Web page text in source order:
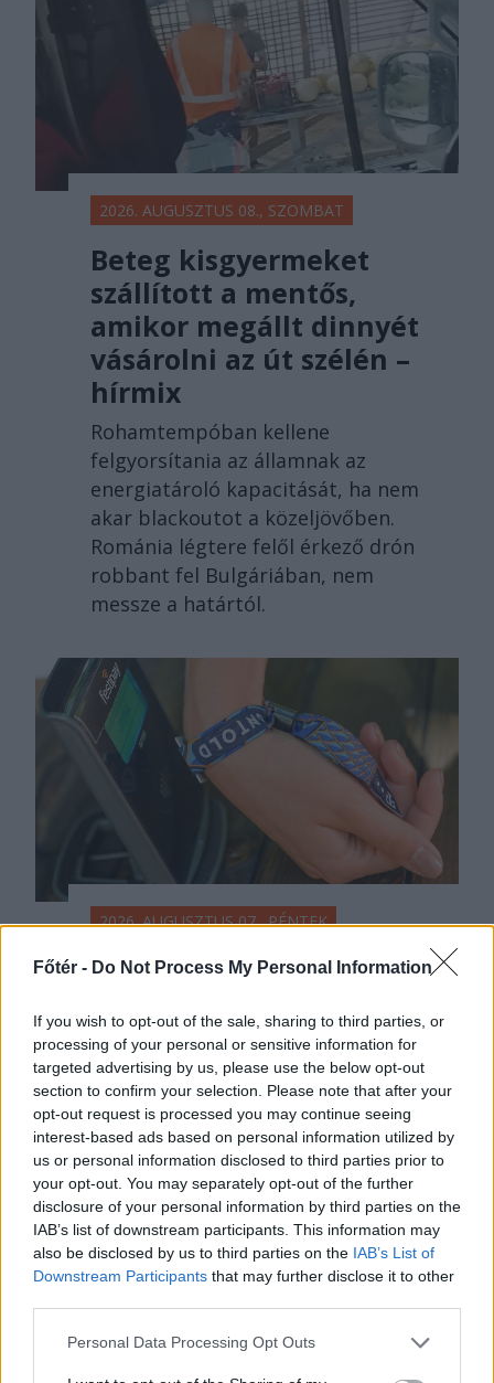
Főtér - Do Not Process My Personal Information
If you wish to opt-out of the sale, sharing to third parties, or
processing of your personal or sensitive information for
targeted advertising by us, please use the below opt-out
section to confirm your selection. Please note that after your
opt-out request is processed you may continue seeing
interest-based ads based on personal information utilized by
us or personal information disclosed to third parties prior to
your opt-out. You may separately opt-out of the further
disclosure of your personal information by third parties on the
IAB’s list of downstream participants. This information may
also be disclosed by us to third parties on the IAB’s List of
Downstream Participants that may further disclose it to other
Personal Data Processing Opt Outs
2026. AUGUSZTUS 08., SZOMBAT
Beteg kisgyermeket
szállított a mentős,
amikor megállt dinnyét
vásárolni az út szélén –
hírmix
Rohamtempóban kellene
felgyorsítania az államnak az
energiatároló kapacitását, ha nem
akar blackoutot a közeljövőben.
Románia légtere felől érkező drón
robbant fel Bulgáriában, nem
messze a határtól.
2026. AUGUSZTUS 07., PÉNTEK
Több száz embert
belépőkkel egy
kolozsvári férfi – hírek
pénteken
A rendőrség vizsgálódik
Kolozsváron egy fesztiválbelépőkkel
elkövetett lehetséges csalás
ügyében, a károsultak között sok a
magyar diák. Közben alig néhány
szavazat hiányzik egy PSD-RMDSZ-
kormányhoz.